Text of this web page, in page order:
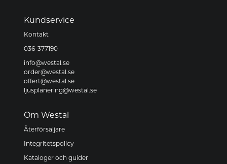
Kundservice
Kontakt
036-377190
info@westal.se
order@westal.se
offert@westal.se
ljusplanering@westal.se
Om Westal
Återförsäljare
Integritetspolicy
Kataloger och guider